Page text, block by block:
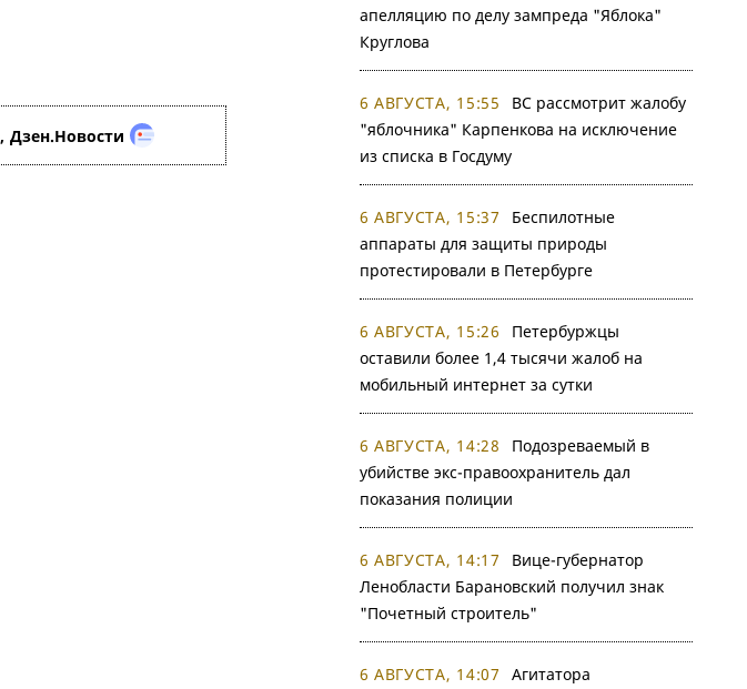
, Дзен.Новости
апелляцию по делу зампреда "Яблока"
Круглова
6 АВГУСТА, 15:55
ВС рассмотрит жалобу
"яблочника" Карпенкова на исключение
из списка в Госдуму
6 АВГУСТА, 15:37
Беспилотные
аппараты для защиты природы
протестировали в Петербурге
6 АВГУСТА, 15:26
Петербуржцы
оставили более 1,4 тысячи жалоб на
мобильный интернет за сутки
6 АВГУСТА, 14:28
Подозреваемый в
убийстве экс-правоохранитель дал
показания полиции
6 АВГУСТА, 14:17
Вице-губернатор
Ленобласти Барановский получил знак
"Почетный строитель"
6 АВГУСТА, 14:07
Агитатора